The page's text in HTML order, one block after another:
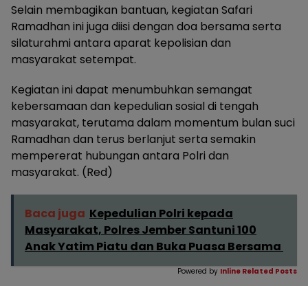
Selain membagikan bantuan, kegiatan Safari
Ramadhan ini juga diisi dengan doa bersama serta
silaturahmi antara aparat kepolisian dan
masyarakat setempat.
Kegiatan ini dapat menumbuhkan semangat
kebersamaan dan kepedulian sosial di tengah
masyarakat, terutama dalam momentum bulan suci
Ramadhan dan terus berlanjut serta semakin
mempererat hubungan antara Polri dan
masyarakat. (Red)
Baca juga Kepedulian Polri kepada
Masyarakat, Polres Jember Santuni 100
Anak Yatim Piatu dan Buka Puasa Bersama
Powered by Inline Related Posts